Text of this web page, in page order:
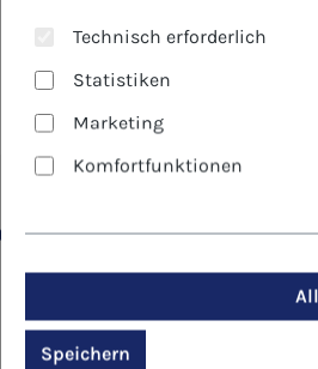
"Kunst-
Technisch erforderlich
Statistiken
Marketing
Komfortfunktionen
Speichern